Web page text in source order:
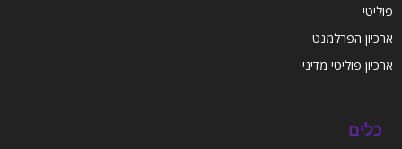
פוליטי
ארכיון הפרלמנט
ארכיון פוליטי מדיני
כלים